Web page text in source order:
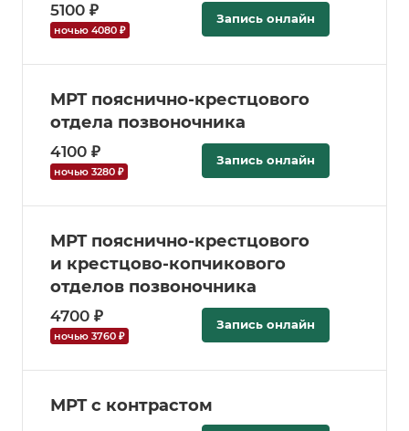
5100 ₽
ночью 4080 ₽
Запись онлайн
МРТ пояснично-крестцового
отдела позвоночника
4100 ₽
ночью 3280 ₽
Запись онлайн
МРТ пояснично-крестцового
и крестцово-копчикового
отделов позвоночника
4700 ₽
ночью 3760 ₽
Запись онлайн
МРТ с контрастом